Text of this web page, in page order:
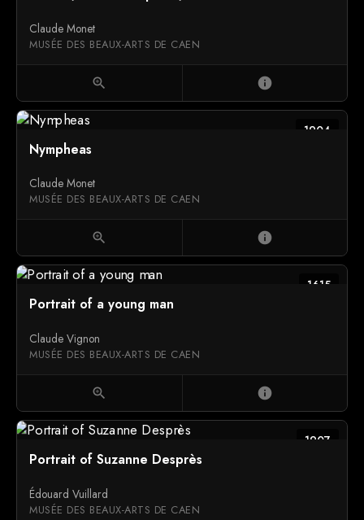
Claude Monet
MUSÉE DES BEAUX-ARTS DE CAEN
zoom_in info
1904
Nympheas
Claude Monet
MUSÉE DES BEAUX-ARTS DE CAEN
zoom_in info
1615
Portrait of a young man
Claude Vignon
MUSÉE DES BEAUX-ARTS DE CAEN
zoom_in info
1907
Portrait of Suzanne Desprès
Édouard Vuillard
MUSÉE DES BEAUX-ARTS DE CAEN